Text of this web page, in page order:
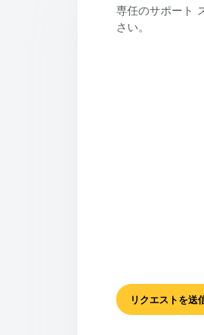
専任のサポート
さい。
リクエストを送